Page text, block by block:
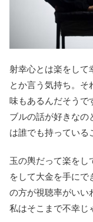
射幸心とは楽をして
とか言う気持ち。
味もあるんだそうで
ブルの話が好きなの
は誰でも持っている
玉の輿だって楽をし
をして大金を手にで
の方が視聴率がいい
私はそこまで不幸じ